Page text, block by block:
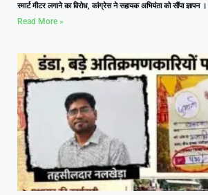
स्मार्ट मीटर लगाने का विरोध, कांग्रेस ने सहायक अभियंता को सौंपा ज्ञापन ।
Read More »